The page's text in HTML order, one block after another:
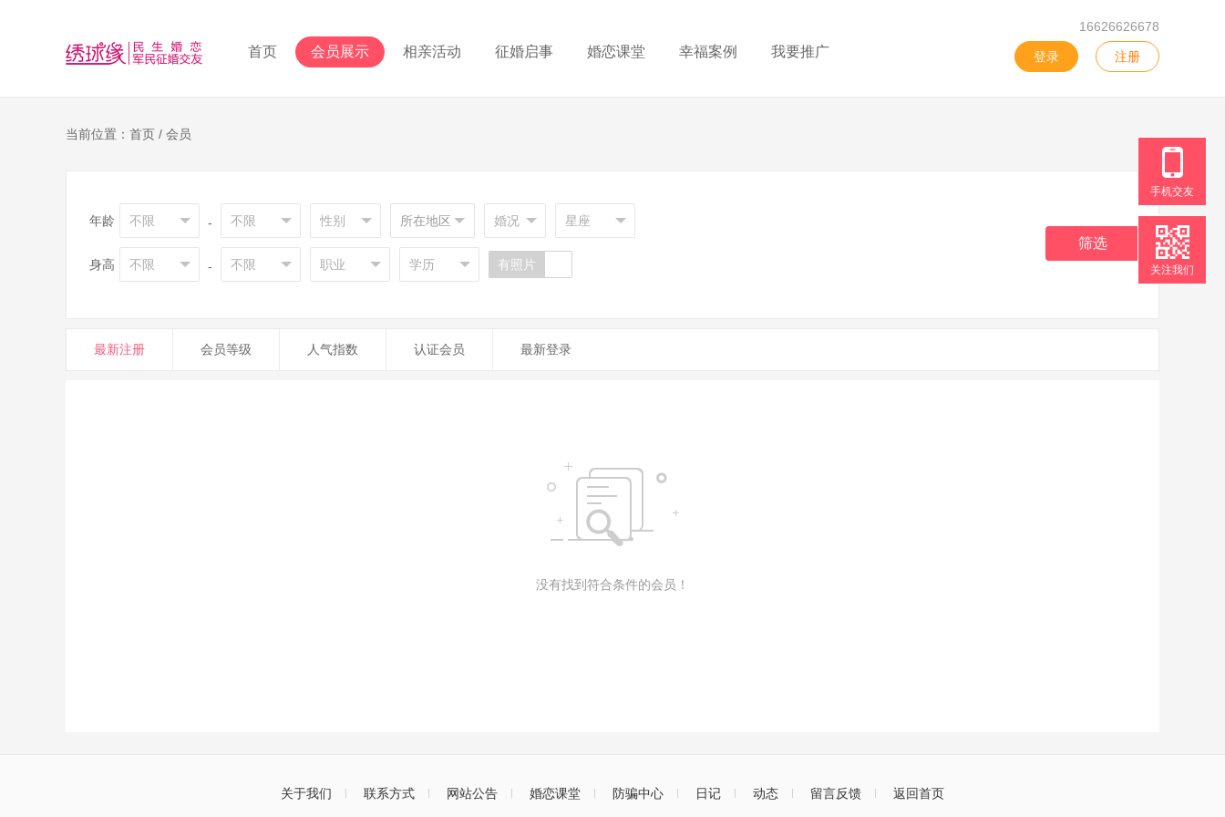
首页 会员展示 相亲活动 征婚启事 婚恋课堂 幸福案例 我要推广
16626626678
登录 注册
当前位置：首页 / 会员
年龄 - 所在地区
身高 - 有照片
筛选
最新注册 会员等级 人气指数 认证会员 最新登录
没有找到符合条件的会员！
关于我们 联系方式 网站公告 婚恋课堂 防骗中心 日记 动态 留言反馈 返回首页
手机交友
关注我们